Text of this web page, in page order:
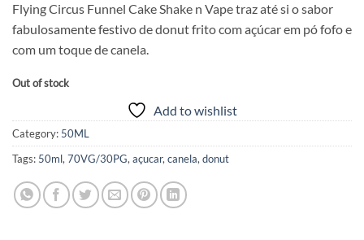
was:
$13.90.
is:
$9.90.
Flying Circus Funnel Cake Shake n Vape traz até si o sabor
fabulosamente festivo de donut frito com açúcar em pó fofo e
com um toque de canela.
Out of stock
Add to wishlist
Category: 50ML
Tags: 50ml, 70VG/30PG, açucar, canela, donut